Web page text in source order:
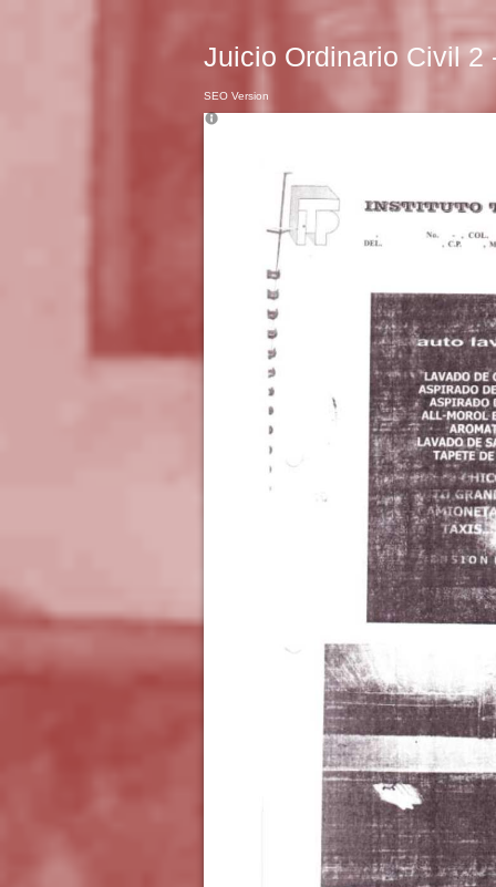
Juicio Ordinario Civil 2
SEO Version